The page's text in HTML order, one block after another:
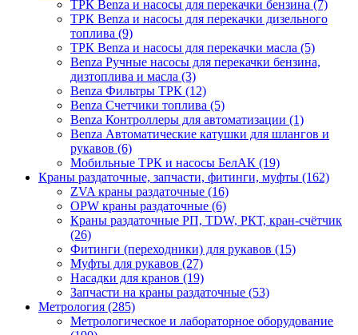
ТРК Benza и насосы для перекачки бензина (7)
ТРК Benza и насосы для перекачки дизельного
топлива (9)
ТРК Benza и насосы для перекачки масла (5)
Benza Ручные насосы для перекачки бензина,
дизтоплива и масла (3)
Benza Фильтры ТРК (12)
Benza Счетчики топлива (5)
Benza Контроллеры для автоматизации (1)
Benza Автоматические катушки для шлангов и
рукавов (6)
Мобильные ТРК и насосы БелАК (19)
Краны раздаточные, запчасти, фитинги, муфты (162)
ZVA краны раздаточные (16)
OPW краны раздаточные (6)
Краны раздаточные РП, TDW, РКТ, кран-счётчик
(26)
Фитинги (переходники) для рукавов (15)
Муфты для рукавов (27)
Насадки для кранов (19)
Запчасти на краны раздаточные (53)
Метрология (285)
Метрологическое и лабораторное оборудование